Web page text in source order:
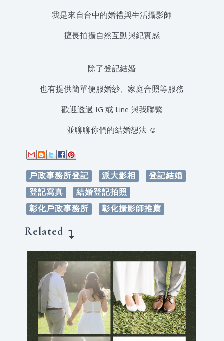
我是來自台中的婚禮與生活攝影師
擅長拍攝自然互動與紀實感
除了登記結婚
也有提供簡單便服婚紗、家庭合照等服務
歡迎透過 IG 或 Line 與我聯繫
並聊聊你們的結婚想法 ☺️
戶政事務所登記 派大影相
登記結婚
登記寫真
結婚登記拍照
彰化戶政事務所
彰化攝影師推薦
Related